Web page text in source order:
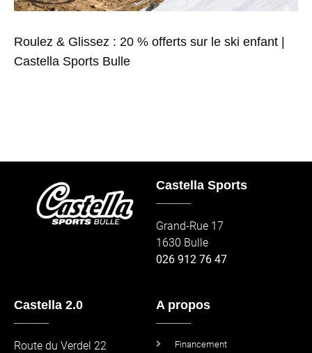
Roulez & Glissez : 20 % offerts sur le ski enfant |
Castella Sports Bulle
Castella Sports
Grand-Rue 17
1630 Bulle
026 912 76 47
Castella 2.0
Route du Verdel 22
A propos
Financement